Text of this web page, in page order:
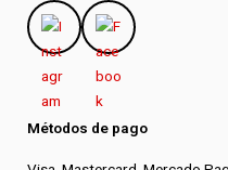
Métodos de pago